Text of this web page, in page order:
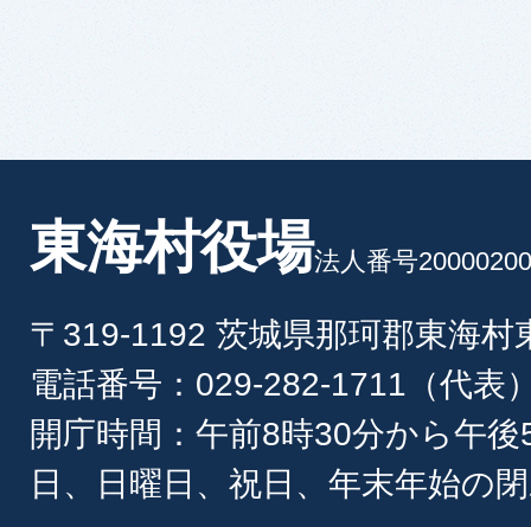
東海村役場法人番号
〒319-1192 茨城県那珂郡東海村
電話番号：029-282-1711（代表
開庁時間：午前8時30分から午
日、日曜日、祝日、年末年始の